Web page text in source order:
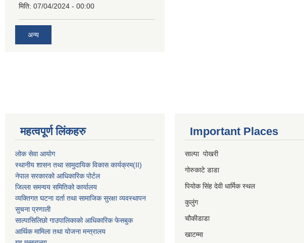
मिति: 07/04/2024 - 00:00
अन्य
महत्वपूर्ण लिंकहरु
लोक सेवा आयोग
स्थानीय शासन तथा सामुदायिक विकास कार्यक्रम(II)
नेपाल सरकारको आधिकारिक पोर्टल
जिल्ला समन्वय समितिको कार्यालय
व्यक्तिगत घटना दर्ता तथा सामाजिक सुरक्षा व्यवस्थापन
सुचना प्रणाली
साल्पासिलिछो गाउपालिकाको आधिकारिक फेसबुक
आर्थिक मामिला तथा योजना मन्त्रालय
Important Places
साल्पा पोखरी
गोरुकाटे डाडा
पियोक सिंह देवी धार्मिक स्थल
कुलुंग
चौकीडाडा
खाटम्मा